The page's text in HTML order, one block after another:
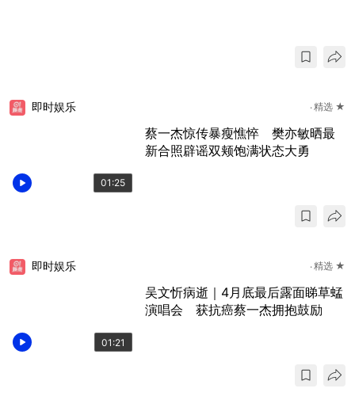
01:25
即时娱乐 精选 ★
蔡一杰惊传暴瘦憔悴 樊亦敏晒最
新合照辟谣双颊饱满状态大勇
01:21
即时娱乐 精选 ★
吴文忻病逝｜4月底最后露面睇草蜢
演唱会 获抗癌蔡一杰拥抱鼓励